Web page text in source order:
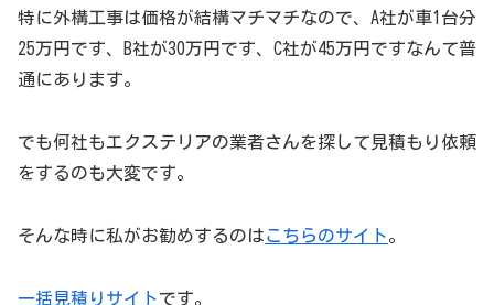
特に外構工事は価格が結構マチマチなので、A社が車1台分
25万円です、B社が30万円です、C社が45万円ですなんて普
通にあります。
でも何社もエクステリアの業者さんを探して見積もり依頼
をするのも大変です。
そんな時に私がお勧めするのはこちらのサイト。
一括見積りサイトです。